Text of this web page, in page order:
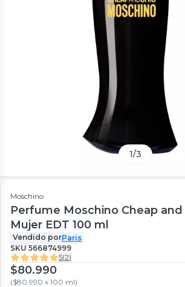
1/3
Moschino
Perfume Moschino Cheap and
Mujer EDT 100 ml
Vendido porParis
SKU 566874999
5(2)
$80.990
($80.990 x 100 ml)